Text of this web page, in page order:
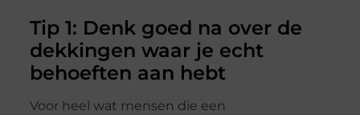
Tip 1: Denk goed na over de
dekkingen waar je echt
behoeften aan hebt
Voor heel wat mensen die een